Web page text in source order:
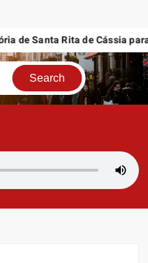
Santa Rita de Cássia para